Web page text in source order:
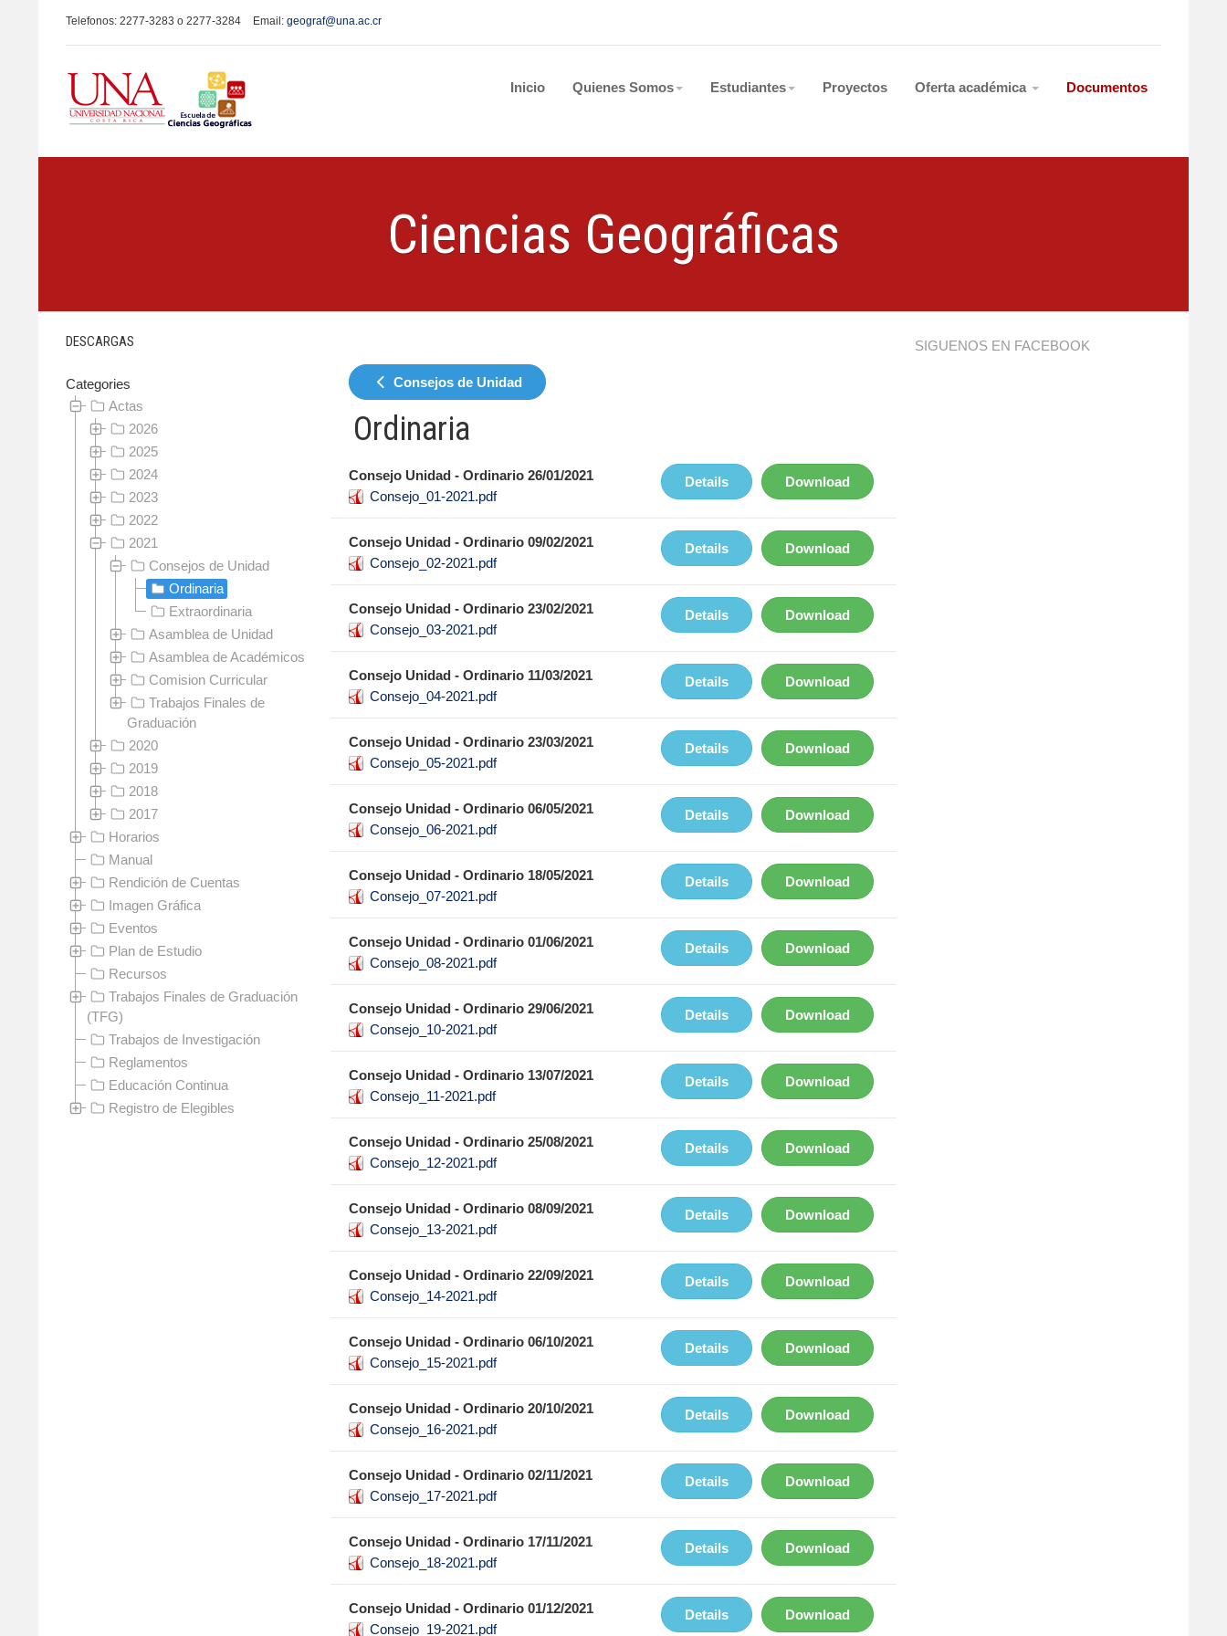
Telefonos: 2277-3283 o 2277-3284 Email: geograf@una.ac.cr
Inicio Quienes Somos Estudiantes Proyectos Oferta académica Documentos
Ciencias Geográficas
Consejos de Unidad
Ordinaria
Consejo Unidad - Ordinario 26/01/2021
Consejo_01-2021.pdf
Download
Details
Consejo Unidad - Ordinario 09/02/2021
Consejo_02-2021.pdf
Download
Details
Consejo Unidad - Ordinario 23/02/2021
Consejo_03-2021.pdf
Download
Details
Consejo Unidad - Ordinario 11/03/2021
Consejo_04-2021.pdf
Download
Details
Consejo Unidad - Ordinario 23/03/2021
Consejo_05-2021.pdf
Download
Details
Consejo Unidad - Ordinario 06/05/2021
Consejo_06-2021.pdf
Download
Details
Consejo Unidad - Ordinario 18/05/2021
Consejo_07-2021.pdf
Download
Details
Consejo Unidad - Ordinario 01/06/2021
Consejo_08-2021.pdf
Download
Details
Consejo Unidad - Ordinario 29/06/2021
Consejo_10-2021.pdf
Download
Details
Consejo Unidad - Ordinario 13/07/2021
Consejo_11-2021.pdf
Download
Details
Consejo Unidad - Ordinario 25/08/2021
Consejo_12-2021.pdf
Download
Details
Consejo Unidad - Ordinario 08/09/2021
Consejo_13-2021.pdf
Download
Details
Consejo Unidad - Ordinario 22/09/2021
Consejo_14-2021.pdf
Download
Details
Consejo Unidad - Ordinario 06/10/2021
Consejo_15-2021.pdf
Download
Details
Consejo Unidad - Ordinario 20/10/2021
Consejo_16-2021.pdf
Download
Details
Consejo Unidad - Ordinario 02/11/2021
Consejo_17-2021.pdf
Download
Details
Consejo Unidad - Ordinario 17/11/2021
Consejo_18-2021.pdf
Download
Details
Consejo Unidad - Ordinario 01/12/2021
Consejo_19-2021.pdf
Download
Details
DESCARGAS
Categories
Actas
2026
2025
2024
2023
2022
2021
Consejos de Unidad
Ordinaria
Extraordinaria
Asamblea de Unidad
Asamblea de Académicos
Comision Curricular
Trabajos Finales de
Graduación
2020
2019
2018
2017
Horarios
Manual
Rendición de Cuentas
Imagen Gráfica
Eventos
Plan de Estudio
Recursos
Trabajos Finales de Graduación
(TFG)
Trabajos de Investigación
Reglamentos
Educación Continua
Registro de Elegibles
SIGUENOS EN FACEBOOK